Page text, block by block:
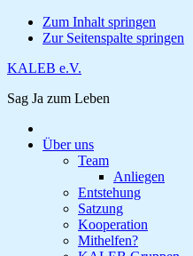
Zum Inhalt springen
Zur Seitenspalte springen
KALEB e.V.
Sag Ja zum Leben
Über uns
Team
Anliegen
Entstehung
Satzung
Kooperation
Mithelfen?